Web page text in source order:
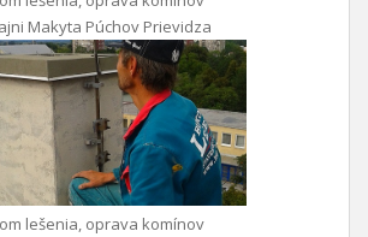
Makyta Púchov Prievidza
lešenia, oprava komínov